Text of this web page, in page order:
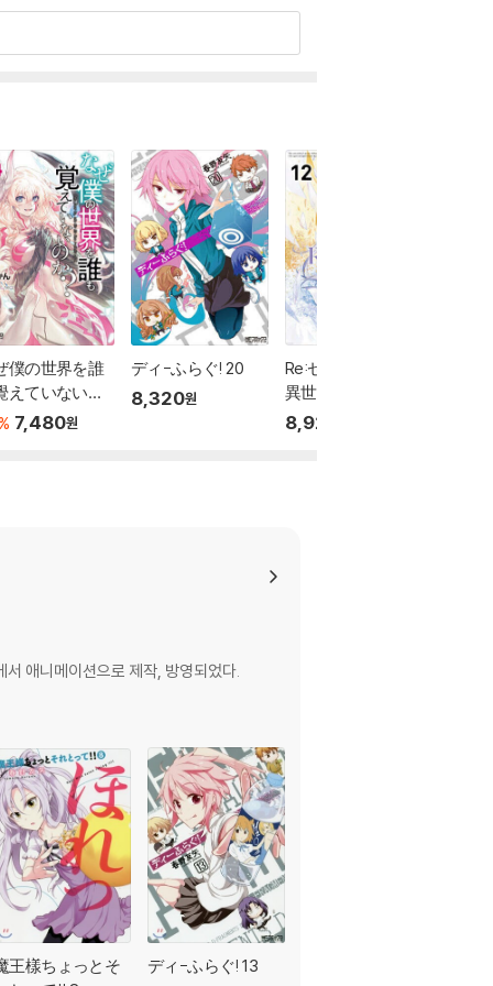
僕の世界を誰
えていないの
147,480원
ディ-ふらぐ! 20
8,320원
Re:ゼロから始める
異世界生活 第四章
聖域と强欲の魔女 1
8,920
서 애니메이션으로 제작, 방영되었다.
王樣ちょっとそ
ディ-ふらぐ! 13